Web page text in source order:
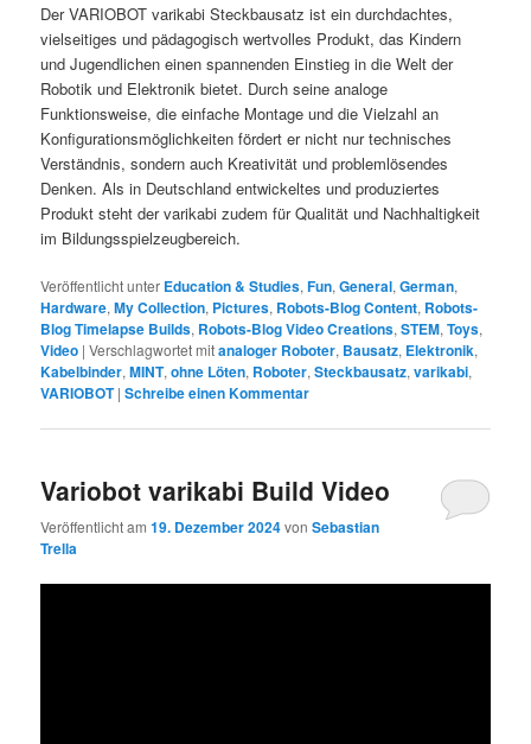
Der VARIOBOT varikabi Steckbausatz ist ein durchdachtes,
vielseitiges und pädagogisch wertvolles Produkt, das Kindern
und Jugendlichen einen spannenden Einstieg in die Welt der
Robotik und Elektronik bietet. Durch seine analoge
Funktionsweise, die einfache Montage und die Vielzahl an
Konfigurationsmöglichkeiten fördert er nicht nur technisches
Verständnis, sondern auch Kreativität und problemlösendes
Denken. Als in Deutschland entwickeltes und produziertes
Produkt steht der varikabi zudem für Qualität und Nachhaltigkeit
im Bildungsspielzeugbereich.
Veröffentlicht unter Education & Studies,Fun,General,German,
Hardware,My Collection, Pictures, Robots-Blog Content, Robots-
Blog Timelapse Builds, Robots-Blog Video Creations,STEM,Toys,
Video |Verschlagwortet mitanaloger Roboter, Bausatz, Elektronik,
Kabelbinder,MINT,ohne Löten, Roboter,Steckbausatz,varikabi,
VARIOBOT |Schreibe einen Kommentar
Variobot varikabi Build Video
Veröffentlicht am19. Dezember 2024vonSebastian
Trella